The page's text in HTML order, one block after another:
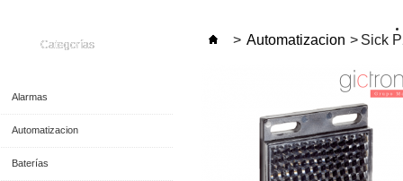
Categorías
Alarmas
Automatizacion
Baterías
> Automatizacion > Sick